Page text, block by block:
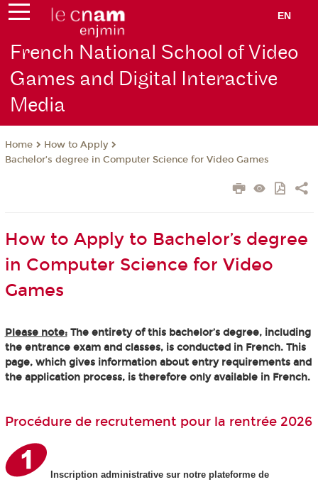
EN
French National School of Video
Games and Digital Interactive
Media
Home
How to Apply
Bachelor’s degree in Computer Science for Video Games
How to Apply to Bachelor’s degree
in Computer Science for Video
Games
Please note:The entirety of this bachelor’s degree, including
the entrance exam and classes, is conducted in French. This
page, which gives information about entry requirements and
the application process, is therefore only available in French.
Procédure de recrutement pour la rentrée 2026
Inscription administrative sur notre plateforme de